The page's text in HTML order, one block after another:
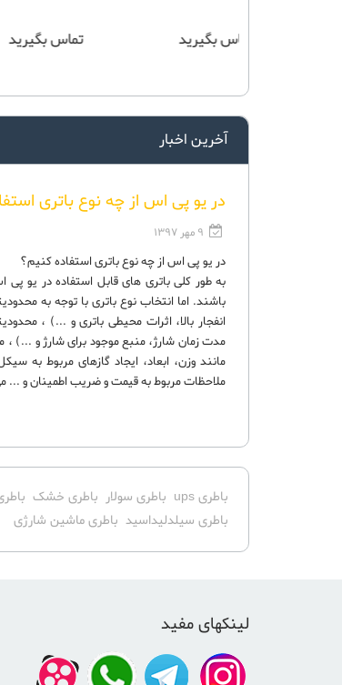
تماس بگیرید
آخرین اخبار
در یو پی اس از چه نوع باتری
9 مهر 1397
در یو پی اس از چه نوع باتری استفاده کنیم؟
به طور کلی باتری های قابل استفاده در یو
باشند. اما انتخاب نوع باتری با توجه به
انفجار بالا، اثرات محیطی باتری و ...) ،
مدت زمان شارژ، منبع موجود برای شارژ و ...)
مانند وزن، ابعاد، ایجاد گازهای مربوط به
ملاحظات مربوط به قیمت و ضریب اطمینان و ...
باطری ups باطری سولار باطری خشک
باطری سیلدلیداسید باطری ماشین شارژی
لینکهای مفید